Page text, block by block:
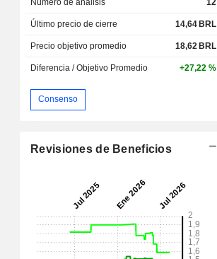
Último precio de cierre 14,64BRL
Precio objetivo promedio 18,62 BRL
Diferencia / Objetivo Promedio +27,22 %
Consenso
Revisiones de Beneficios